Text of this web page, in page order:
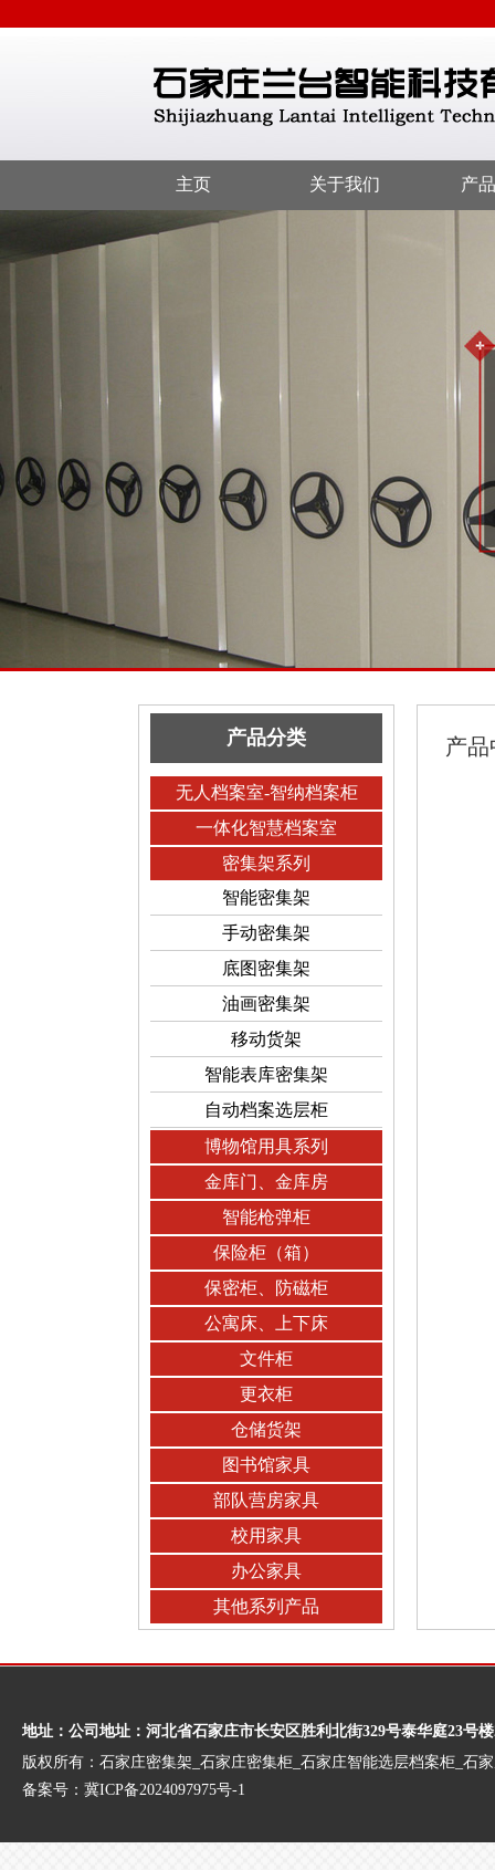
主页 关于我们 产
产品分类
无人档案室-智纳档案柜
一体化智慧档案室
密集架系列
智能密集架
手动密集架
底图密集架
油画密集架
移动货架
智能表库密集架
自动档案选层柜
博物馆用具系列
金库门、金库房
智能枪弹柜
保险柜（箱）
保密柜、防磁柜
公寓床、上下床
文件柜
更衣柜
仓储货架
图书馆家具
部队营房家具
校用家具
办公家具
其他系列产品
产品
地址：公司地址：河北省石家庄市长安区胜利北街329号泰华庭23号
版权所有：石家庄密集架_石家庄密集柜_石家庄智能选层档案柜_石
备案号： 冀ICP备2024097975号-1